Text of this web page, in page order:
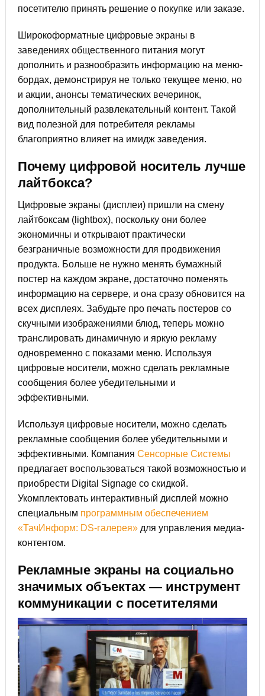
посетителю принять решение о покупке или заказе.
Широкоформатные цифровые экраны в
заведениях общественного питания могут
дополнить и разнообразить информацию на меню-
бордах, демонстрируя не только текущее меню, но
и акции, анонсы тематических вечеринок,
дополнительный развлекательный контент. Такой
вид полезной для потребителя рекламы
благоприятно влияет на имидж заведения.
Почему цифровой носитель лучше
лайтбокса?
Цифровые экраны (дисплеи) пришли на смену
лайтбоксам (lightbox), поскольку они более
экономичны и открывают практически
безграничные возможности для продвижения
продукта. Больше не нужно менять бумажный
постер на каждом экране, достаточно поменять
информацию на сервере, и она сразу обновится на
всех дисплеях. Забудьте про печать постеров со
скучными изображениями блюд, теперь можно
транслировать динамичную и яркую рекламу
одновременно с показами меню. Используя
цифровые носители, можно сделать рекламные
сообщения более убедительными и
эффективными.
Используя цифровые носители, можно сделать
рекламные сообщения более убедительными и
эффективными. Компания Сенсорные Системы
предлагает воспользоваться такой возможностью и
приобрести Digital Signage со скидкой.
Укомплектовать интерактивный дисплей можно
специальным программным обеспечением
«ТачИнформ: DS-галерея»для управления медиа-
контентом.
Рекламные экраны на социально
значимых объектах — инструмент
коммуникации с посетителями